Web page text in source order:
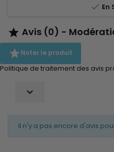
 En
 Avis (0) -
Noter le produit
Politique de traitement des avis

Il n'y a pas encore d'avis